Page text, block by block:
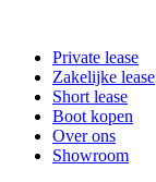
Private lease
Zakelijke lease
Short lease
Boot kopen
Over ons
Showroom